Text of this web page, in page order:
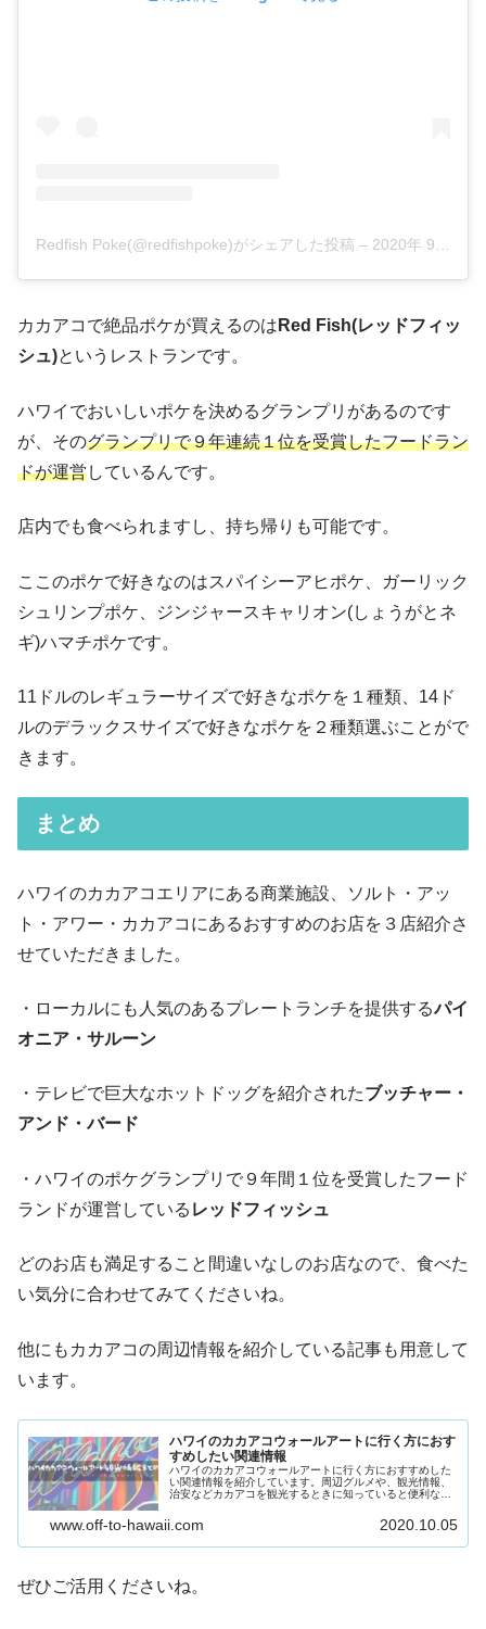
Redfish Poke(@redfishpoke)がシェアした投稿 – 2020年 9月月27日午前11時00分PDT
カカアコで絶品ポケが買えるのは Red Fish(レッドフィッ
シュ)というレストランです。
ハワイでおいしいポケを決めるグランプリがあるのです
が、そのグランプリで９年連続１位を受賞したフードラン
ドが運営しているんです。
店内でも食べられますし、持ち帰りも可能です。
ここのポケで好きなのはスパイシーアヒポケ、ガーリック
シュリンプポケ、ジンジャースキャリオン(しょうがとネ
ギ)ハマチポケです。
11ドルのレギュラーサイズで好きなポケを１種類、14ド
ルのデラックスサイズで好きなポケを２種類選ぶことがで
きます。
まとめ
ハワイのカカアコエリアにある商業施設、ソルト・アッ
ト・アワー・カカアコにあるおすすめのお店を３店紹介さ
せていただきました。
・ローカルにも人気のあるプレートランチを提供するパイ
オニア・サルーン
・テレビで巨大なホットドッグを紹介されたブッチャー・
アンド・バード
・ハワイのポケグランプリで９年間１位を受賞したフード
ランドが運営している レッドフィッシュ
どのお店も満足すること間違いなしのお店なので、食べた
い気分に合わせてみてくださいね。
他にもカカアコの周辺情報を紹介している記事も用意して
います。
ハワイのカカアコウォールアートに行く方におす
すめしたい関連情報
ハワイのカカアコウォールアートに行く方におすすめした
い関連情報を紹介しています。周辺グルメや、観光情報、
治安などカカアコを観光するときに知っていると便利な情
www.off-to-hawaii.com 2020.10.05
ぜひご活用くださいね。